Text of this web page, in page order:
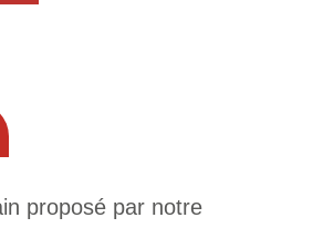
proposé par notre